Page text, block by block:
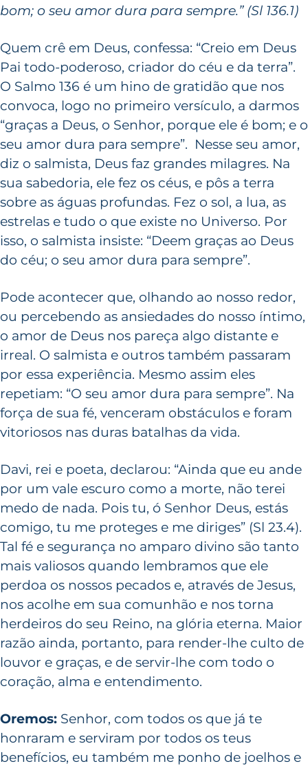
bom; o seu amor dura para sempre.” (Sl 136.1)
Quem crê em Deus, confessa: “Creio em Deus
Pai todo-poderoso, criador do céu e da terra”.
O Salmo 136 é um hino de gratidão que nos
convoca, logo no primeiro versículo, a darmos
“graças a Deus, o Senhor, porque ele é bom; e o
seu amor dura para sempre”. Nesse seu amor,
diz o salmista, Deus faz grandes milagres. Na
sua sabedoria, ele fez os céus, e pôs a terra
sobre as águas profundas. Fez o sol, a lua, as
estrelas e tudo o que existe no Universo. Por
isso, o salmista insiste: “Deem graças ao Deus
do céu; o seu amor dura para sempre”.
Pode acontecer que, olhando ao nosso redor,
ou percebendo as ansiedades do nosso íntimo,
o amor de Deus nos pareça algo distante e
irreal. O salmista e outros também passaram
por essa experiência. Mesmo assim eles
repetiam: “O seu amor dura para sempre”. Na
força de sua fé, venceram obstáculos e foram
vitoriosos nas duras batalhas da vida.
Davi, rei e poeta, declarou: “Ainda que eu ande
por um vale escuro como a morte, não terei
medo de nada. Pois tu, ó Senhor Deus, estás
comigo, tu me proteges e me diriges” (Sl 23.4).
Tal fé e segurança no amparo divino são tanto
mais valiosos quando lembramos que ele
perdoa os nossos pecados e, através de Jesus,
nos acolhe em sua comunhão e nos torna
herdeiros do seu Reino, na glória eterna. Maior
razão ainda, portanto, para render-lhe culto de
louvor e graças, e de servir-lhe com todo o
coração, alma e entendimento.
Oremos: Senhor, com todos os que já te
honraram e serviram por todos os teus
benefícios, eu também me ponho de joelhos e